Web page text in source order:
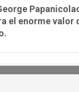
el enorme valor